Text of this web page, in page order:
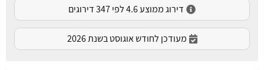
דירוג ממוצע 4.6 לפי 347 דירוגים
מעודכן לחודש אוגוסט בשנת 2026